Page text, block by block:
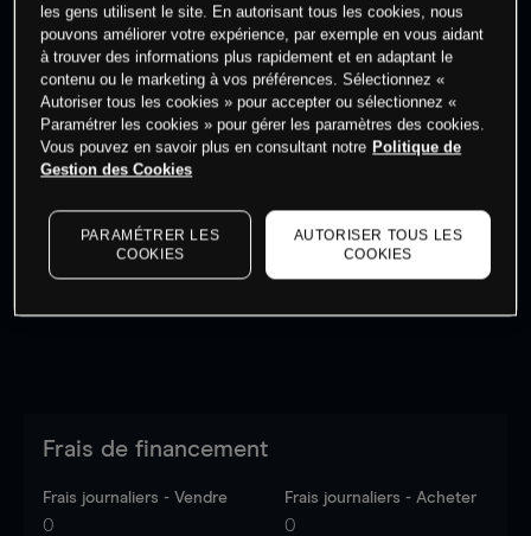
Commencez à trader
dernières données du marché.Log into see latest
market data
Frais de financement
Frais journaliers - Vendre
0
Frais journaliers - Acheter
0
les gens utilisent le site. En autorisant tous les cookies, nous
pouvons améliorer votre expérience, par exemple en vous aidant
à trouver des informations plus rapidement et en adaptant le
contenu ou le marketing à vos préférences. Sélectionnez «
Autoriser tous les cookies » pour accepter ou sélectionnez «
Paramétrer les cookies » pour gérer les paramètres des cookies.
Vous pouvez en savoir plus en consultant notre Politique de
Gestion des Cookies
PARAMÉTRER LES
COOKIES
AUTORISER TOUS LES
COOKIES